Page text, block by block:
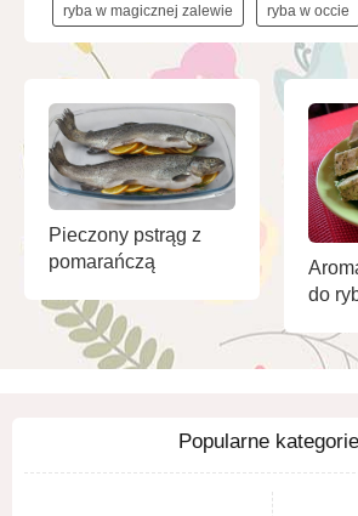
ryba w magicznej zalewie
ryba w occie
Pieczony pstrąg z
pomarańczą
do
Popularne